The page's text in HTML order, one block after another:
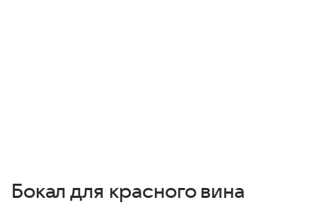
Бокал для красного вина